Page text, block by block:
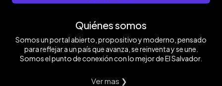
Quiénes somos
Somos un portal abierto, propositivo y moderno, pensado
para reflejar a un país que avanza, se reinventa y se une.
Somos el punto de conexión con lo mejor de El Salvador.
Ver mas ❯